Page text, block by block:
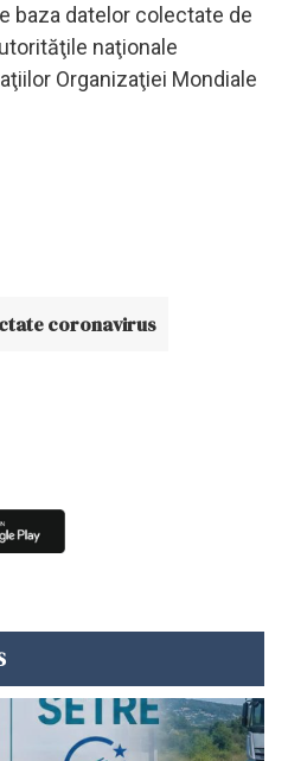
baza datelor colectate de
naţionale
Organizaţiei Mondiale
coronavirus